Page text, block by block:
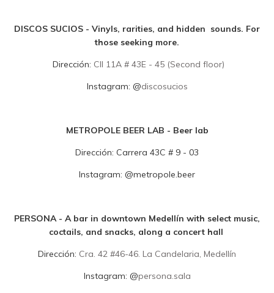
DISCOS SUCIOS - Vinyls, rarities, and hidden sounds. For
those seeking more.
Dirección: Cll 11A # 43E - 45 (Second floor)
Instagram: @discosucios
METROPOLE BEER LAB - Beer lab
Dirección: Carrera 43C # 9 - 03
Instagram: @metropole.beer
PERSONA - A bar in downtown Medellín with select music,
coctails, and snacks, along a concert hall
Dirección: Cra. 42 #46-46. La Candelaria, Medellín
Instagram: @persona.sala